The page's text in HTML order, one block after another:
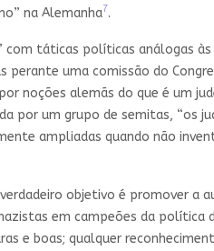
na Alemanha7.
com táticas políticas análogas às
uma comissão do
noções alemãs do que é um
por um grupo de semitas, “os
ampliadas quando não
objetivo é promover a
em campeões da política
e boas; qualquer